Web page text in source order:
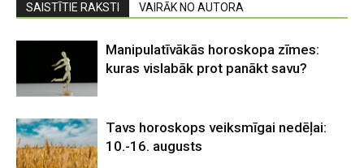
SAISTĪTIE RAKSTI VAIRĀK NO AUTORA
Manipulatīvākās horoskopa zīmes:
kuras vislabāk prot panākt savu?
Tavs horoskops veiksmīgai nedēļai:
10.-16. augusts